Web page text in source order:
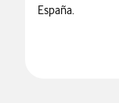
España.